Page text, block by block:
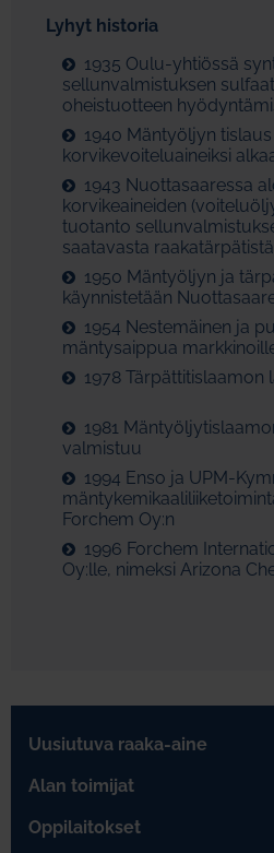
Lyhyt historia
1935 Oulu-yhtiössä
sellunvalmistuksen
oheistuotteen
1940 Mäntyöljyn
korvikevoiteluaineiksi
1943 Nuottasaaressa
korvikeaineiden
tuotanto
saatavasta
1950 Mäntyöljyn ja
käynnistetään
1954 Nestemäinen ja
mäntysaippua
1978
1981
valmistuu
1994 Enso ja UPM-
Forchem Oy:n
1996 Forchem
Oy:lle, nimeksi Arizona
Uusiutuva raaka-aine
Alan toimijat
Oppilaitokset